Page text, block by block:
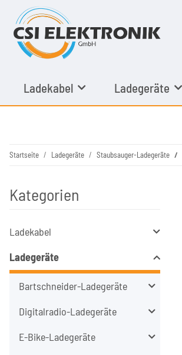
Ladekabel Ladegeräte
Startseite Ladegeräte Staubsauger-Ladegeräte
Kategorien
Ladekabel
Ladegeräte
Bartschneider-Ladegeräte
Digitalradio-Ladegeräte
E-Bike-Ladegeräte